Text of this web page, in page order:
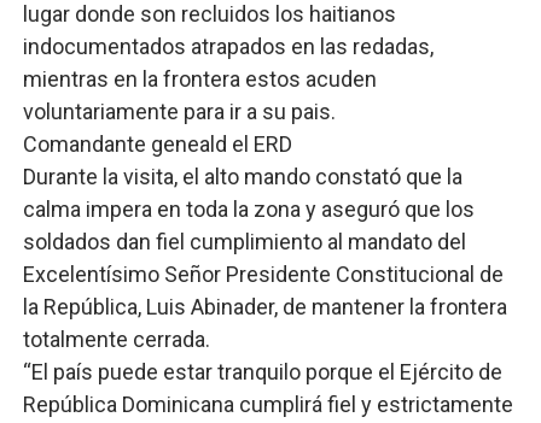
lugar donde son recluidos los haitianos
indocumentados atrapados en las redadas,
mientras en la frontera estos acuden
voluntariamente para ir a su pais.
Comandante geneald el ERD
Durante la visita, el alto mando constató que la
calma impera en toda la zona y aseguró que los
soldados dan fiel cumplimiento al mandato del
Excelentísimo Señor Presidente Constitucional de
la República, Luis Abinader, de mantener la frontera
totalmente cerrada.
“El país puede estar tranquilo porque el Ejército de
República Dominicana cumplirá fiel y estrictamente